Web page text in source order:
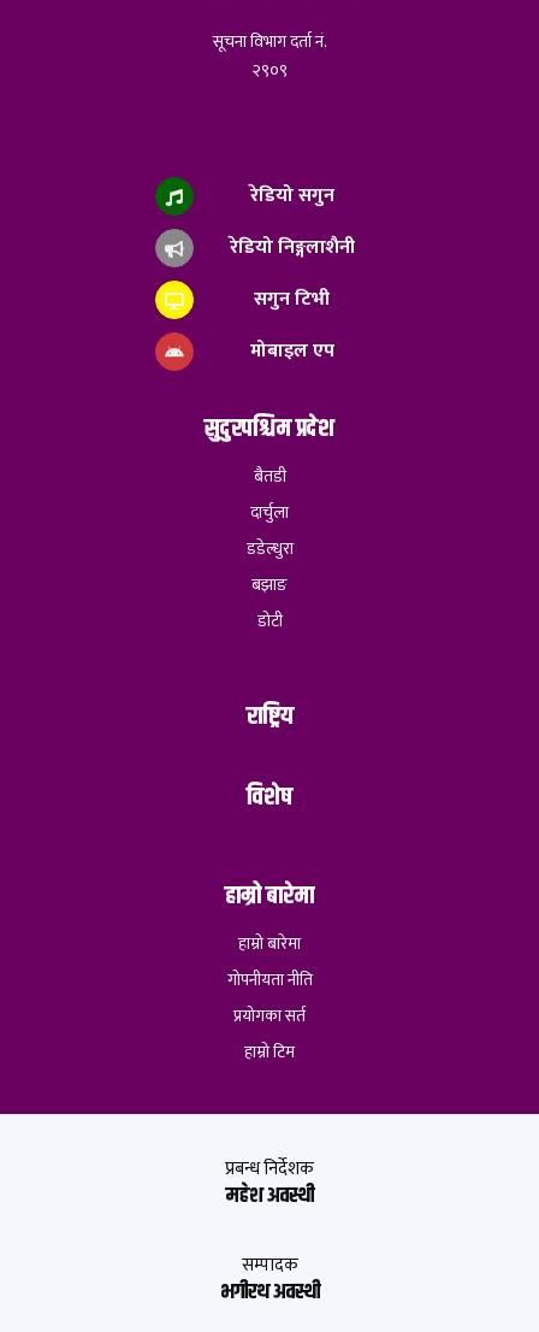
सूचना विभाग दर्ता नं.
२९०९
रेडियो सगुन
रेडियो निङ्गलाशैनी
सगुन टिभी
मोबाइल एप
सुदुरपश्चिम प्रदेश
बैतडी
दार्चुला
डडेल्धुरा
बझाङ
डोटी
राष्ट्रिय
विशेष
हाम्रो बारेमा
हाम्रो बारेमा
गोपनीयता नीति
प्रयोगका सर्त
हाम्रो टिम
प्रबन्ध निर्देशक
महेश अवस्थी
सम्पादक
भगीरथ अवस्थी